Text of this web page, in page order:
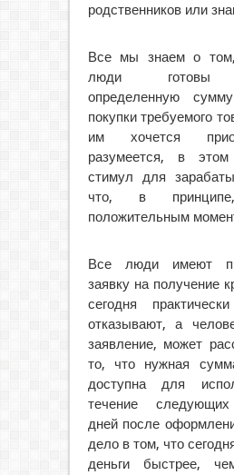
родственников или
Все мы знаем о
люди готовы
определенную
покупки требуемого
им хочется
разумеется, в
стимул для
что, в
положительным
Все люди имеют
заявку на получение
сегодня
отказывают, а
заявление, может
то, что нужная
доступна для
течение следующих
дней после
дело в том, что
деньги быстрее,